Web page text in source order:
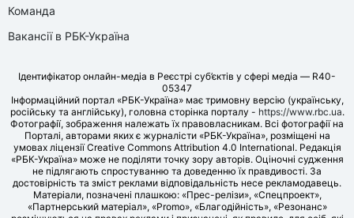
Команда
Вакансії в РБК-Україна
Ідентифікатор онлайн-медіа в Реєстрі суб’єктів у сфері медіа — R40-
05347
Інформаційний портал «РБК-Україна» має тримовну версію (українську,
російську та англійську), головна сторінка порталу - https://www.rbc.ua.
Фотографії, зображення належать їх правовласникам. Всі фотографії на
Порталі, авторами яких є журналісти «РБК-Україна», розміщені на
умовах ліцензії Creative Commons Attribution 4.0 International. Редакція
«РБК-Україна» може не поділяти точку зору авторів. Оціночні судження
не підлягають спростуванню та доведенню їх правдивості. За
достовірність та зміст реклами відповідальність несе рекламодавець.
Матеріали, позначені плашкою: «Прес-релізи», «Спецпроект»,
«Партнерський матеріал», «Promo», «Благодійність», «Резонанс»